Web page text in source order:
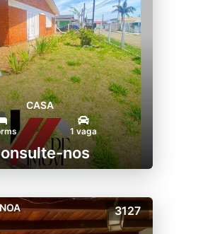
CASA
1 vaga
nos
3127